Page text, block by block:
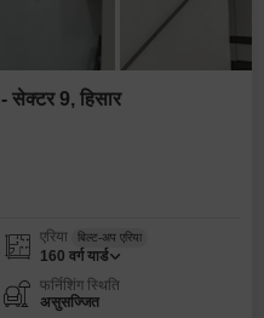
सेक्टर 9, हिसार
एरिया बिल्ट-अप एरिया
160 वर्ग यार्ड
फर्निशिंग स्थिति
असुसज्जित